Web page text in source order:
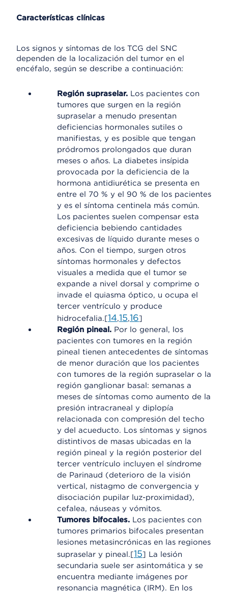
Características clínicas
Los signos y síntomas de los TCG del SNC
dependen de la localización del tumor en el
encéfalo, según se describe a continuación:
Región supraselar. Los pacientes con
tumores que surgen en la región
supraselar a menudo presentan
deficiencias hormonales sutiles o
manifiestas, y es posible que tengan
pródromos prolongados que duran
meses o años. La diabetes insípida
provocada por la deficiencia de la
hormona antidiurética se presenta en
entre el 70 % y el 90 % de los pacientes
y es el síntoma centinela más común.
Los pacientes suelen compensar esta
deficiencia bebiendo cantidades
excesivas de líquido durante meses o
años. Con el tiempo, surgen otros
síntomas hormonales y defectos
visuales a medida que el tumor se
expande a nivel dorsal y comprime o
invade el quiasma óptico, u ocupa el
tercer ventrículo y produce
hidrocefalia.[14,15,16]
Región pineal. Por lo general, los
pacientes con tumores en la región
pineal tienen antecedentes de síntomas
de menor duración que los pacientes
con tumores de la región supraselar o la
región ganglionar basal: semanas a
meses de síntomas como aumento de la
presión intracraneal y diplopía
relacionada con compresión del techo
y del acueducto. Los síntomas y signos
distintivos de masas ubicadas en la
región pineal y la región posterior del
tercer ventrículo incluyen el síndrome
de Parinaud (deterioro de la visión
vertical, nistagmo de convergencia y
disociación pupilar luz-proximidad),
cefalea, náuseas y vómitos.
Tumores bifocales. Los pacientes con
tumores primarios bifocales presentan
lesiones metasincrónicas en las regiones
supraselar y pineal.[15] La lesión
secundaria suele ser asintomática y se
encuentra mediante imágenes por
resonancia magnética (IRM). En los